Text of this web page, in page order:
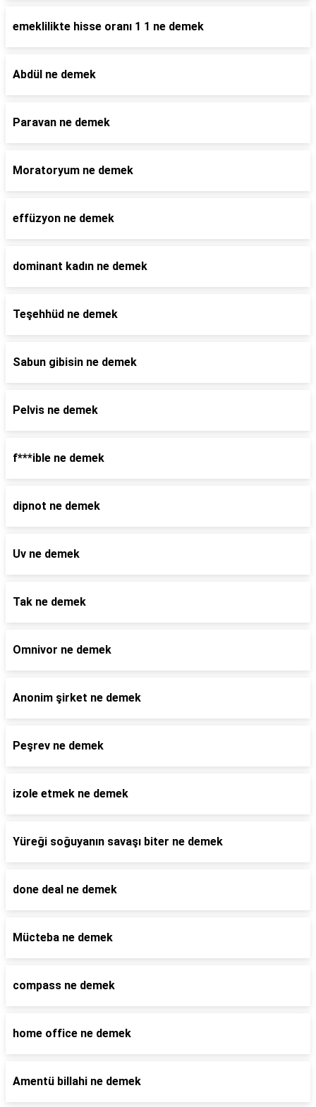
emeklilikte hisse oranı 1 1 ne demek
Abdül ne demek
Paravan ne demek
Moratoryum ne demek
effüzyon ne demek
dominant kadın ne demek
Teşehhüd ne demek
Sabun gibisin ne demek
Pelvis ne demek
f***ible ne demek
dipnot ne demek
Uv ne demek
Tak ne demek
Omnivor ne demek
Anonim şirket ne demek
Peşrev ne demek
izole etmek ne demek
Yüreği soğuyanın savaşı biter ne demek
done deal ne demek
Mücteba ne demek
compass ne demek
home office ne demek
Amentü billahi ne demek